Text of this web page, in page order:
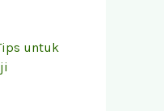
untuk